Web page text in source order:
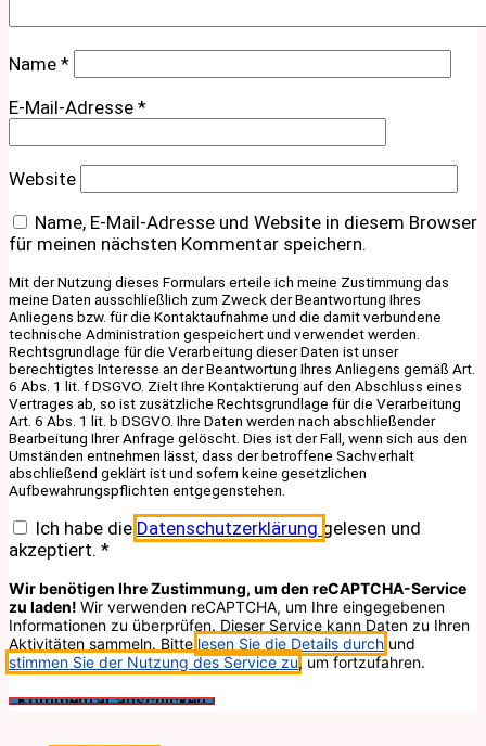
Name *
E-Mail-Adresse *
Website
Name, E-Mail-Adresse und Website in diesem Browser
für meinen nächsten Kommentar speichern.
Mit der Nutzung dieses Formulars erteile ich meine Zustimmung das
meine Daten ausschließlich zum Zweck der Beantwortung Ihres
Anliegens bzw. für die Kontaktaufnahme und die damit verbundene
technische Administration gespeichert und verwendet werden.
Rechtsgrundlage für die Verarbeitung dieser Daten ist unser
berechtigtes Interesse an der Beantwortung Ihres Anliegens gemäß Art.
6 Abs. 1 lit. f DSGVO. Zielt Ihre Kontaktierung auf den Abschluss eines
Vertrages ab, so ist zusätzliche Rechtsgrundlage für die Verarbeitung
Art. 6 Abs. 1 lit. b DSGVO. Ihre Daten werden nach abschließender
Bearbeitung Ihrer Anfrage gelöscht. Dies ist der Fall, wenn sich aus den
Umständen entnehmen lässt, dass der betroffene Sachverhalt
abschließend geklärt ist und sofern keine gesetzlichen
Aufbewahrungspflichten entgegenstehen.
Ich habe die Datenschutzerklärung gelesen und
akzeptiert. *
Wir benötigen Ihre Zustimmung, um den reCAPTCHA-Service
zu laden! Wir verwenden reCAPTCHA, um Ihre eingegebenen
Informationen zu überprüfen. Dieser Service kann Daten zu Ihren
Aktivitäten sammeln. Bitte lesen Sie die Details durch und
stimmen Sie der Nutzung des Service zu, um fortzufahren.